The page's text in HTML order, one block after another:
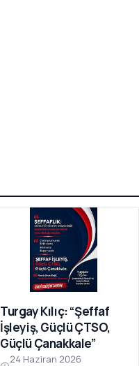
Turgay Kılıç: “Şeffaf
İşleyiş, Güçlü ÇTSO,
Güçlü Çanakkale”
24 Haziran 2026